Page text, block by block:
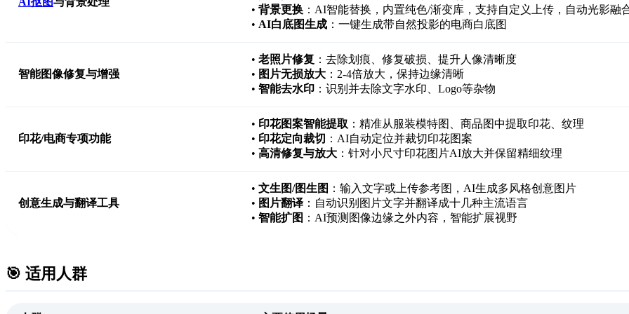
• 背景更换 ：AI智能替换，内置纯色/渐变库，支持自定义上传，自动光影融
• AI白底图生成 ：一键生成带自然投影的电商白底图
智能图像修复与增强
• 老照片修复 ：去除划痕、修复破损、提升人像清晰度
• 图片无损放大 ：2-4倍放大，保持边缘清晰
• 智能去水印 ：识别并去除文字水印、Logo等杂物
印花/电商专项功能
• 印花图案智能提取 ：精准从服装模特图、商品图中提取印花、纹理
• 印花定向裁切 ：AI自动定位并裁切印花图案
• 高清修复与放大 ：针对小尺寸印花图片AI放大并保留精细纹理
创意生成与翻译工具
• 文生图/图生图 ：输入文字或上传参考图，AI生成多风格创意图片
• 图片翻译 ：自动识别图片文字并翻译成十几种主流语言
• 智能扩图 ：AI预测图像边缘之外内容，智能扩展视野
🎯 适用人群